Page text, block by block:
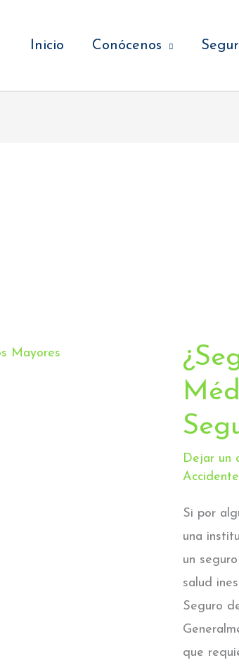
Inicio Conócenos
Dejar un
Si por
una
un
salud
Seguro
que
¿Seguro
de
Gastos
Médicos
o
de